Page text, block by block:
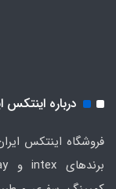
درباره اینتکس
فروشگاه اینتکس